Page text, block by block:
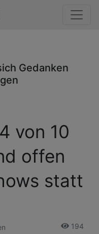
Gedanken
von 10
offen
statt
194